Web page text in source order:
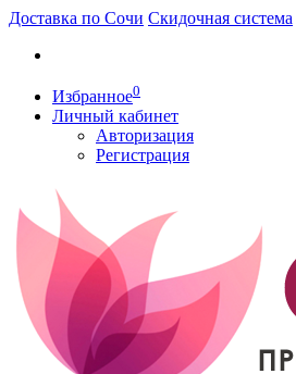
Доставка по Сочи Скидочная система
Избранное0
Личный кабинет
Авторизация
Регистрация